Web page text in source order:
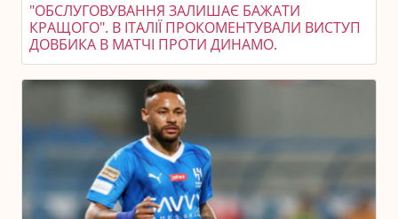
"ОБСЛУГОВУВАННЯ ЗАЛИШАЄ БАЖАТИ
КРАЩОГО". В ІТАЛІЇ ПРОКОМЕНТУВАЛИ ВИСТУП
ДОВБИКА В МАТЧІ ПРОТИ ДИНАМО.